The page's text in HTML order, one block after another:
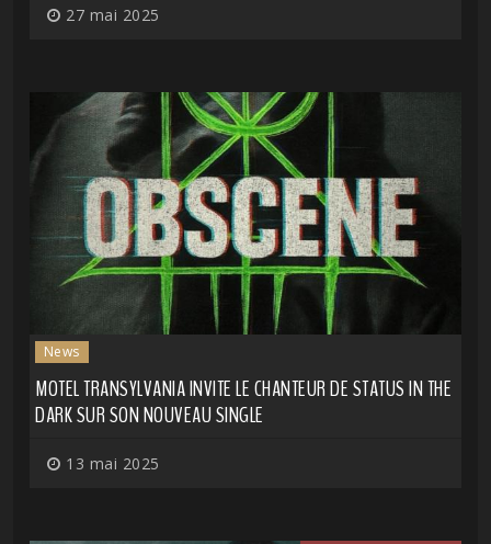
27 mai 2025
News
MOTEL TRANSYLVANIA INVITE LE CHANTEUR DE STATUS IN THE
DARK SUR SON NOUVEAU SINGLE
13 mai 2025